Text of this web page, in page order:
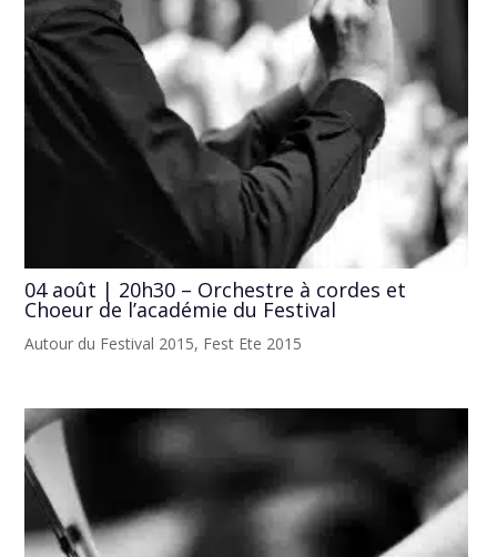
04 août | 20h30 – Orchestre à cordes et
Choeur de l’académie du Festival
Autour du Festival 2015, Fest Ete 2015